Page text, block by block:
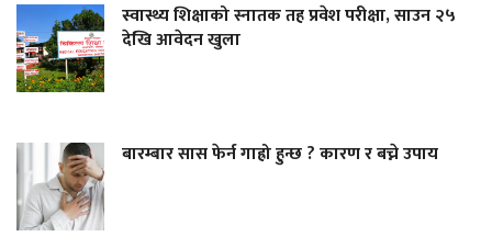
स्वास्थ्य शिक्षाको स्नातक तह प्रवेश परीक्षा, साउन २५
देखि आवेदन खुला
बारम्बार सास फेर्न गाह्रो हुन्छ ? कारण र बच्ने उपाय